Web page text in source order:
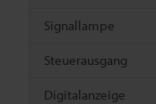
Signallampe
Steuerausgang
Digitalanzeige